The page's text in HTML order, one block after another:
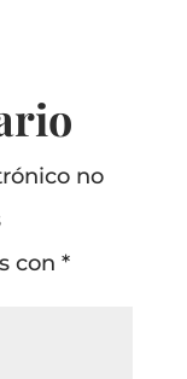
no
con *